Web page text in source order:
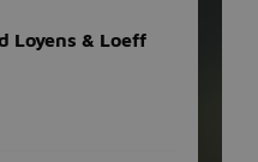
Loyens & Loeff